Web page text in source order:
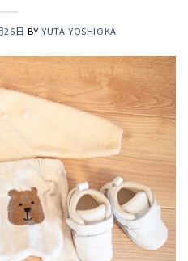
26日 BYYUTA YOSHIOKA